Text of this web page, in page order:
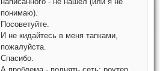
понимаю).
Посоветуйте.
И не кидайтесь в меня тапками,
пожалуйста.
Спасибо.